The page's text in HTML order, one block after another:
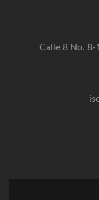
Calle 8 No. 8-